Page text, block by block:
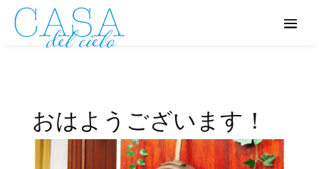
おはようございます！